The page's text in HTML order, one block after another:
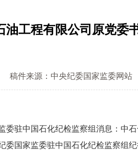
油工程有限公司原党委
稿件来源：中央纪委国家监委网站
驻中国石化纪检监察组消息：中石
委国家监委驻中国石化纪检监察组